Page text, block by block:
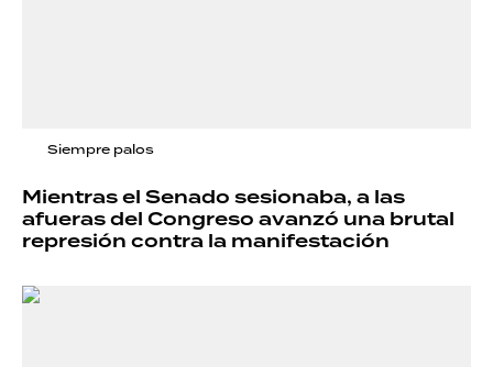
Siempre palos
Mientras el Senado sesionaba, a las
afueras del Congreso avanzó una brutal
represión contra la manifestación